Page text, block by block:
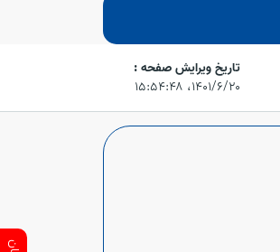
تاریخ ویرایش صفحه :
۱۴۰۱/۶/۲۰،‏ ۱۵:۵۴:۴۸